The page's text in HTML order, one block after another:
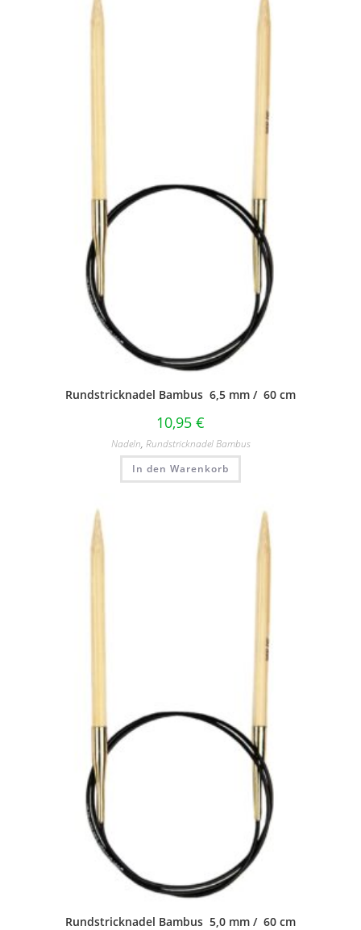
Rundstricknadel Bambus 6,5 mm / 60 cm
10,95 €
Nadeln, Rundstricknadel Bambus
In den Warenkorb
Rundstricknadel Bambus 5,0 mm / 60 cm